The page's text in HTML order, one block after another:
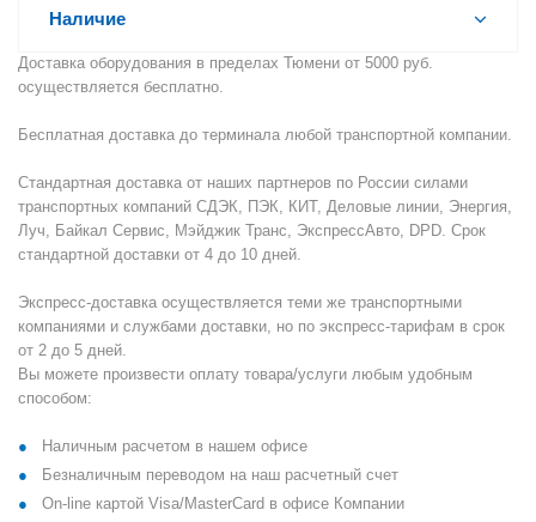
Наличие
Доставка оборудования в пределах Тюмени от 5000 руб.
осуществляется бесплатно.
Бесплатная доставка до терминала любой транспортной компании.
Стандартная доставка от наших партнеров по России силами
транспортных компаний СДЭК, ПЭК, КИТ, Деловые линии, Энергия,
Луч, Байкал Сервис, Мэйджик Транс, ЭкспрессАвто, DPD. Срок
стандартной доставки от 4 до 10 дней.
Экспресс-доставка осуществляется теми же транспортными
компаниями и службами доставки, но по экспресс-тарифам в срок
от 2 до 5 дней.
Вы можете произвести оплату товара/услуги любым удобным
способом:
Наличным расчетом в нашем офисе
Безналичным переводом на наш расчетный счет
On-line картой Visa/MasterCard в офисе Компании